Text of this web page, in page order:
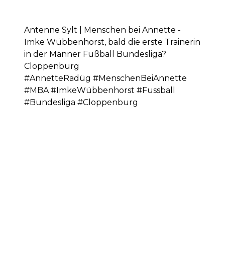
Antenne Sylt | Menschen bei Annette -
Imke Wübbenhorst, bald die erste Trainerin
in der Männer Fußball Bundesliga?
Cloppenburg
#AnnetteRadüg #MenschenBeiAnnette
#MBA #ImkeWübbenhorst #Fussball
#Bundesliga #Cloppenburg